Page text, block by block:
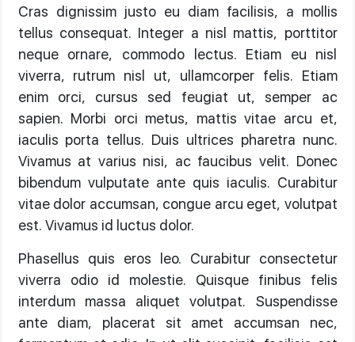
Cras dignissim justo eu diam facilisis, a mollis
tellus consequat. Integer a nisl mattis, porttitor
neque ornare, commodo lectus. Etiam eu nisl
viverra, rutrum nisl ut, ullamcorper felis. Etiam
enim orci, cursus sed feugiat ut, semper ac
sapien. Morbi orci metus, mattis vitae arcu et,
iaculis porta tellus. Duis ultrices pharetra nunc.
Vivamus at varius nisi, ac faucibus velit. Donec
bibendum vulputate ante quis iaculis. Curabitur
vitae dolor accumsan, congue arcu eget, volutpat
est. Vivamus id luctus dolor.
Phasellus quis eros leo. Curabitur consectetur
viverra odio id molestie. Quisque finibus felis
interdum massa aliquet volutpat. Suspendisse
ante diam, placerat sit amet accumsan nec,